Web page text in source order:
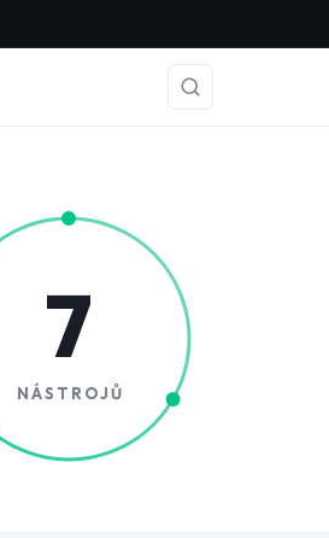
7
NÁSTROJŮ